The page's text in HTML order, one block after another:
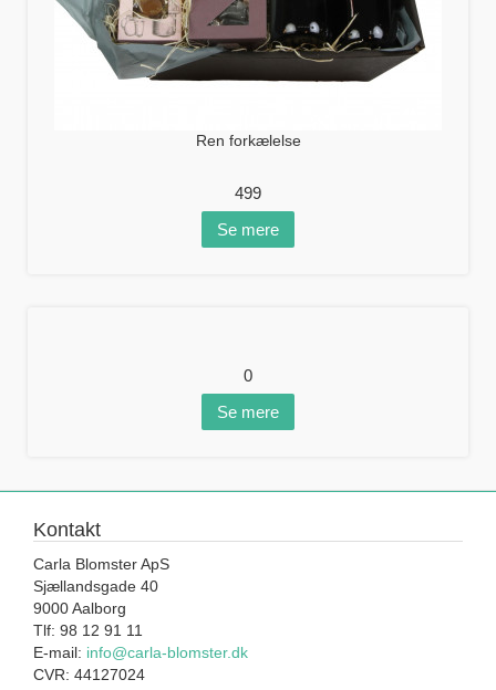
Ren forkælelse
499
Se mere
0
Se mere
Kontakt
Carla Blomster ApS
Sjællandsgade 40
9000 Aalborg
Tlf: 98 12 91 11
E-mail: info@carla-blomster.dk
CVR: 44127024